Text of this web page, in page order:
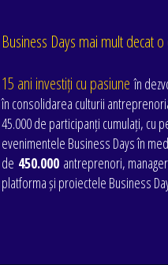
Business Days mai mult decat
15 ani investiți cu pasiune în
în consolidarea culturii
45.000 de participanți cumulați, cu
evenimentele Business Days în
de 450.000antreprenori,
platforma și proiectele Business